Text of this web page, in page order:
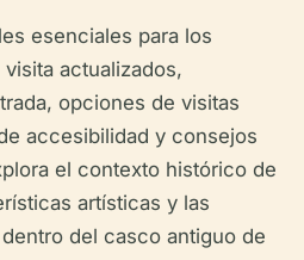
esenciales para los
actualizados,
opciones de visitas
accesibilidad y consejos
el contexto histórico de
artísticas y las
del casco antiguo de